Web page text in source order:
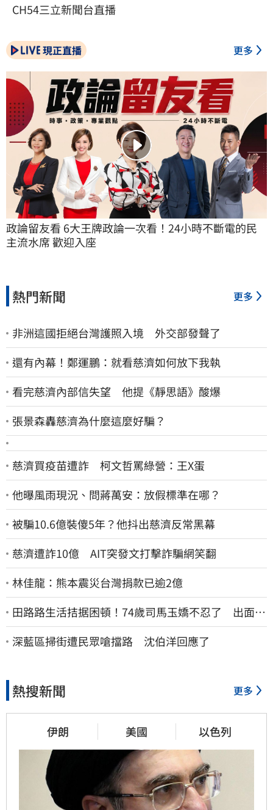
CH54三立新聞台直播
現正直播 更多
政論留友看 6大王牌政論一次看！24小時不斷電的民
主流水席 歡迎入座
熱門新聞 更多
非洲這國拒絕台灣護照入境 外交部發聲了
還有內幕！鄭運鵬：就看慈濟如何放下我執
看完慈濟內部信失望 他提《靜思語》酸爆
張景森轟慈濟為什麼這麼好騙？
慈濟買疫苗遭詐 柯文哲罵綠營：王X蛋
他曝風雨現況、問蔣萬安：放假標準在哪？
被騙10.6億裝傻5年？他抖出慈濟反常黑幕
慈濟遭詐10億 AIT突發文打擊詐騙網笑翻
林佳龍：熊本震災台灣捐款已逾2億
田路路生活拮据困頓！74歲司馬玉嬌不忍了 出面疾
呼1事
深藍區掃街遭民眾嗆擋路 沈伯洋回應了
熱搜新聞 更多
伊朗 美國 以色列